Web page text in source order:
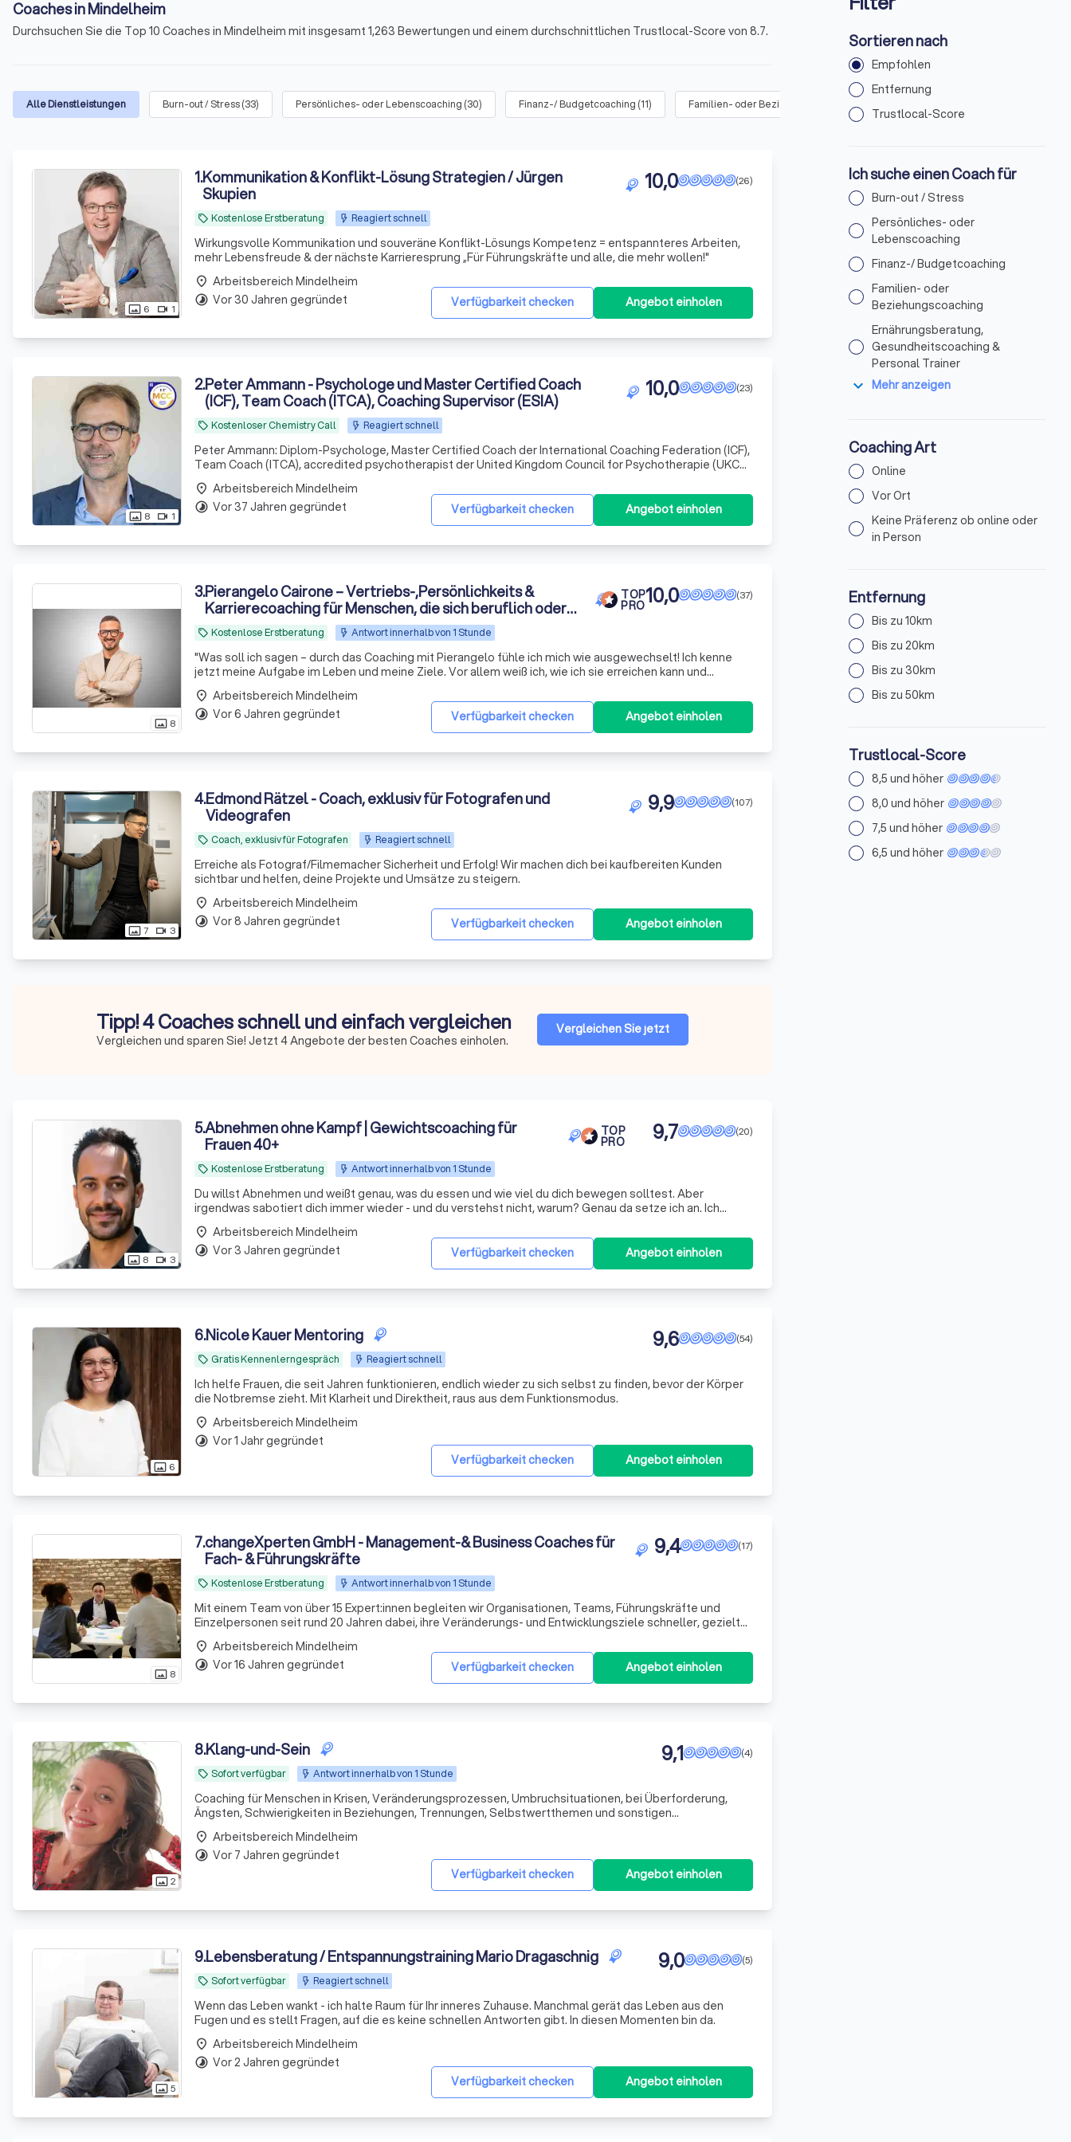
Coaches in Mindelheim
Durchsuchen Sie die Top 10 Coaches in Mindelheim mit insgesamt 1,263 Bewertungen und einem durchschnittlichen Trustlocal-Score von 8.7.
Alle Dienstleistungen Burn-out / Stress(33) Persönliches- oder Lebenscoaching (30) Finanz-/ Budgetcoaching (11) Familien- oder Beziehungscoaching(
photo_size_select_actual 6 videocam 1
1.Kommunikation & Konflikt-Lösung Strategien / Jürgen
Skupien
local_offer Kostenlose Erstberatung Reagiert schnell
(26)
10,0
Wirkungsvolle Kommunikation und souveräne Konflikt-Lösungs Kompetenz = entspannteres Arbeiten,
mehr Lebensfreude & der nächste Karrieresprung „Für Führungskräfte und alle, die mehr wollen!"
Verfügbarkeit checken Angebot einholen
place Arbeitsbereich Mindelheim
timelapse Vor 30 Jahren gegründet
photo_size_select_actual 8 videocam 1
2.Peter Ammann - Psychologe und Master Certified Coach
(ICF), Team Coach (ITCA), Coaching Supervisor (ESIA)
local_offer Kostenloser Chemistry Call Reagiert schnell
(23)
10,0
Peter Ammann: Diplom-Psychologe, Master Certified Coach der International Coaching Federation (ICF),
Team Coach (ITCA), accredited psychotherapist der United Kingdom Council for Psychotherapie (UKCP)
mit dem European Certificate for Psychotherapy (EAP), Coach Supervisor (ESIA) und Trainer mit über 3
Verfügbarkeit checken
Angebot einholen
place Arbeitsbereich Mindelheim
timelapse Vor 37 Jahren gegründet
photo_size_select_actual 8
3.Pierangelo Cairone – Vertriebs-,Persönlichkeits &
Karrierecoaching für Menschen, die sich beruflich oder
persönlich festgefahren fühlen
TOP
PRO
local_offer Kostenlose Erstberatung Antwort innerhalb von 1 Stunde
(37)
10,0
"Was soll ich sagen – durch das Coaching mit Pierangelo fühle ich mich wie ausgewechselt! Ich kenne
jetzt meine Aufgabe im Leben und meine Ziele. Vor allem weiß ich, wie ich sie erreichen kann und
welchen Weg ich Schritt für Schritt gehen darf. Vielen Dank! Hätte ich Pierangelo doch nur früher
kennengelernt."
Verfügbarkeit checken
Angebot einholen
place Arbeitsbereich Mindelheim
timelapse Vor 6 Jahren gegründet
photo_size_select_actual7 videocam 3
4.Edmond Rätzel - Coach, exklusiv für Fotografen und
Videografen
local_offer Coach, exklusiv für Fotografen Reagiert schnell
(107)
9,9
Erreiche als Fotograf/Filmemacher Sicherheit und Erfolg! Wir machen dich bei kaufbereiten Kunden
sichtbar und helfen, deine Projekte und Umsätze zu steigern.
Verfügbarkeit checken Angebot einholen
place Arbeitsbereich Mindelheim
timelapse Vor 8 Jahren gegründet
Tipp! 4 Coaches schnell und einfach vergleichen
Vergleichen und sparen Sie! Jetzt 4 Angebote der besten Coaches einholen.
Vergleichen Sie jetzt
photo_size_select_actual 8 videocam 3
5.Abnehmen ohne Kampf | Gewichtscoaching für
Frauen 40+
TOP
PRO
local_offer Kostenlose Erstberatung Antwort innerhalb von 1 Stunde
(20)
9,7
Du willst Abnehmen und weißt genau, was du essen und wie viel du dich bewegen solltest. Aber
irgendwas sabotiert dich immer wieder - und du verstehst nicht, warum? Genau da setze ich an. Ich
arbeite mit Frauen 40+, die spüren: Der Kampf gegen den eigenen Körper macht nur müder. Und mehr
Disziplin i
Verfügbarkeit checken
Angebot einholen
place Arbeitsbereich Mindelheim
timelapse Vor 3 Jahren gegründet
photo_size_select_actual 6
6.Nicole Kauer Mentoring
local_offer Gratis Kennenlerngespräch Reagiert schnell
(54)
9,6
Ich helfe Frauen, die seit Jahren funktionieren, endlich wieder zu sich selbst zu finden, bevor der Körper
die Notbremse zieht. Mit Klarheit und Direktheit, raus aus dem Funktionsmodus.
Verfügbarkeit checken Angebot einholen
place Arbeitsbereich Mindelheim
timelapse Vor 1 Jahr gegründet
photo_size_select_actual 8
7.changeXperten GmbH - Management-& Business Coaches für
Fach- & Führungskräfte
local_offer Kostenlose Erstberatung Antwort innerhalb von 1 Stunde
(17)
9,4
Mit einem Team von über 15 Expert:innen begleiten wir Organisationen, Teams, Führungskräfte und
Einzelpersonen seit rund 20 Jahren dabei, ihre Veränderungs- und Entwicklungsziele schneller, gezielter
und nachhaltig zu erreichen. Mit unserem breit aufgestelltem Team finden wir für jedes Ihrer Anliege
Verfügbarkeit checken
Angebot einholen
place Arbeitsbereich Mindelheim
timelapse Vor 16 Jahren gegründet
photo_size_select_actual2
8.Klang-und-Sein
local_offer Sofort verfügbar Antwort innerhalb von 1 Stunde
(4)
9,1
Coaching für Menschen in Krisen, Veränderungsprozessen, Umbruchsituationen, bei Überforderung,
Ängsten, Schwierigkeiten in Beziehungen, Trennungen, Selbstwertthemen und sonstigen
Herausforderungen.
Verfügbarkeit checken Angebot einholen
place Arbeitsbereich Mindelheim
timelapse Vor 7 Jahren gegründet
photo_size_select_actual5
9.Lebensberatung / Entspannungstraining Mario Dragaschnig
local_offer Sofort verfügbar Reagiert schnell
(5)
9,0
Wenn das Leben wankt - ich halte Raum für Ihr inneres Zuhause. Manchmal gerät das Leben aus den
Fugen und es stellt Fragen, auf die es keine schnellen Antworten gibt. In diesen Momenten bin da.
Verfügbarkeit checken Angebot einholen
place Arbeitsbereich Mindelheim
timelapse Vor 2 Jahren gegründet
Sortieren nach
Empfohlen
Entfernung
Trustlocal-Score
Ich suche einen Coach für
Burn-out / Stress
Persönliches- oder
Lebenscoaching
Finanz-/ Budgetcoaching
Familien- oder
Beziehungscoaching
Ernährungsberatung,
Gesundheitscoaching &
Personal Trainer
expand_more Mehr anzeigen
Coaching Art
Online
Vor Ort
Keine Präferenz ob online oder
in Person
Entfernung
Bis zu 10km
Bis zu 20km
Bis zu 30km
Bis zu 50km
Trustlocal-Score
8,5 und höher
8,0 und höher
7,5 und höher
6,5 und höher